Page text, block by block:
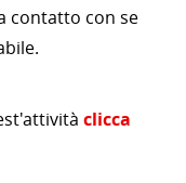
contatto con se
clicca